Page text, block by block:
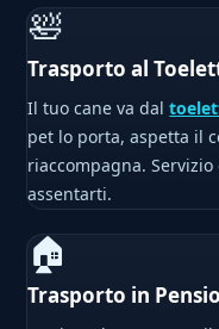
🛀
Trasporto al
Il tuo cane va dal
pet lo porta, aspetta il
riaccompagna.
assentarti.
🏠
Trasporto in